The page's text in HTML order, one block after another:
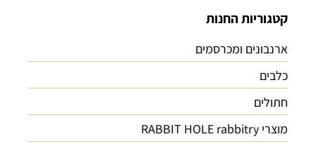
קטגוריות החנות
ארנבונים ומכרסמים
כלבים
חתולים
מוצרי RABBIT HOLE rabbitry